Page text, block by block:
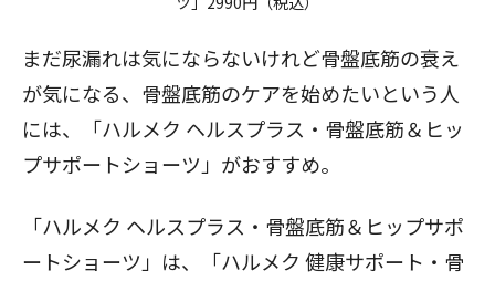
まだ尿漏れは気にならないけれど骨盤底筋の衰え
が気になる、骨盤底筋のケアを始めたいという人
には、「ハルメク ヘルスプラス・骨盤底筋＆ヒッ
プサポートショーツ 」がおすすめ。
「ハルメク ヘルスプラス・骨盤底筋＆ヒップサポ
ートショーツ 」は、「ハルメク 健康サポート・骨